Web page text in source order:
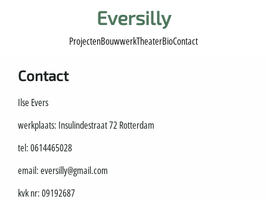
Eversilly
ProjectenBouwwerkTheaterBioContact
Contact
Ilse Evers
werkplaats: Insulindestraat 72 Rotterdam
tel: 0614465028
email: eversilly@gmail.com
kvk nr: 09192687